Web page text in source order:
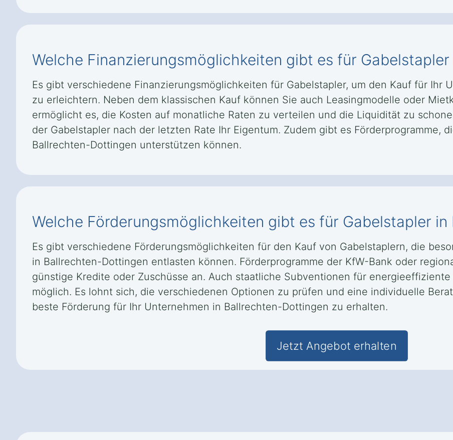
Welche Finanzierungsmöglichkeiten gibt es für
Es gibt verschiedene Finanzierungsmöglichkeiten für Gabelstapler, um den Kauf für Ihr
zu erleichtern. Neben dem klassischen Kauf können Sie auch Leasingmodelle oder
ermöglicht es, die Kosten auf monatliche Raten zu verteilen und die Liquidität zu
der Gabelstapler nach der letzten Rate Ihr Eigentum. Zudem gibt es Förderprogramme,
Ballrechten-Dottingen unterstützen können.
Welche Förderungsmöglichkeiten gibt es für Gabelstapler
Es gibt verschiedene Förderungsmöglichkeiten für den Kauf von Gabelstaplern, die
in Ballrechten-Dottingen entlasten können. Förderprogramme der KfW-Bank oder
günstige Kredite oder Zuschüsse an. Auch staatliche Subventionen für
möglich. Es lohnt sich, die verschiedenen Optionen zu prüfen und eine individuelle
beste Förderung für Ihr Unternehmen in Ballrechten-Dottingen zu erhalten.
Jetzt Angebot erhalten